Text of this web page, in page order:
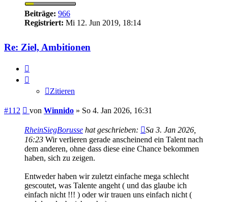
Beiträge: 966
Registriert: Mi 12. Jun 2019, 18:14
Re: Ziel, Ambitionen
Zitieren
#112 Beitrag
von Winnido » So 4. Jan 2026, 16:31
RheinSiegBorusse hat geschrieben:
Sa 3. Jan 2026,
16:23 Wir verlieren gerade anscheinend ein Talent nach
dem anderen, ohne dass diese eine Chance bekommen
haben, sich zu zeigen.
Entweder haben wir zuletzt einfache mega schlecht
gescoutet, was Talente angeht ( und das glaube ich
einfach nicht !!! ) oder wir trauen uns einfach nicht (